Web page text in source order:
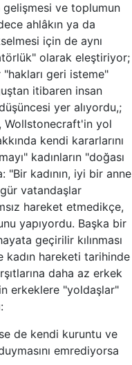
gelişmesi ve toplumun
ahlâkın ya da
için de aynı
olarak eleştiriyor;
"hakları geri isteme"
itibaren insan
yer alıyordu,;
Wollstonecraft'in yol
kendi kararlarını
kadınların "doğası
kadının, iyi bir anne
vatandaşlar
hareket etmedikçe,
yapıyordu. Başka bir
geçirilir kılınması
kadın hareketi tarihinde
daha az erkek
erkeklere "yoldaşlar"
de kendi kuruntu ve
emrediyorsa